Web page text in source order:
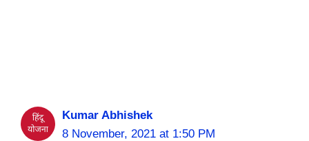
Kumar Abhishek
8 November, 2021 at 1:50 PM